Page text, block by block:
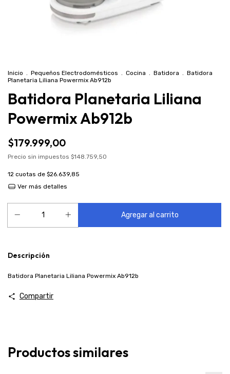
Inicio . Pequeños Electrodomésticos . Cocina . Batidora . Batidora
Planetaria Liliana Powermix Ab912b
Batidora Planetaria Liliana
Powermix Ab912b
$179.999,00
Precio sin impuestos $148.759,50
12 cuotas de $26.639,85
Ver más detalles
Descripción
Batidora Planetaria Liliana Powermix Ab912b
Compartir
Productos similares